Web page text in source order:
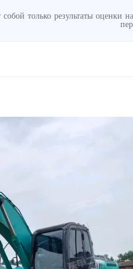
собой только результаты